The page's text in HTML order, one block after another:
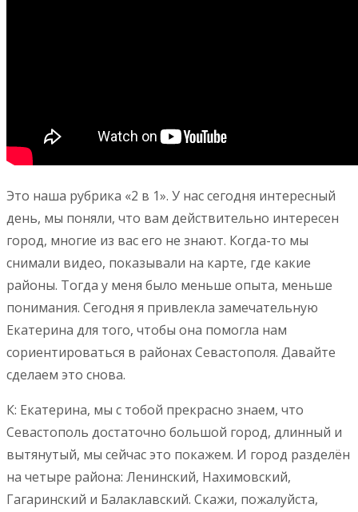
Это наша рубрика «2 в 1». У нас сегодня интересный
день, мы поняли, что вам действительно интересен
город, многие из вас его не знают. Когда-то мы
снимали видео, показывали на карте, где какие
районы. Тогда у меня было меньше опыта, меньше
понимания. Сегодня я привлекла замечательную
Екатерина для того, чтобы она помогла нам
сориентироваться в районах Севастополя. Давайте
сделаем это снова.
К: Екатерина, мы с тобой прекрасно знаем, что
Севастополь достаточно большой город, длинный и
вытянутый, мы сейчас это покажем. И город разделён
на четыре района: Ленинский, Нахимовский,
Гагаринский и Балаклавский. Скажи, пожалуйста,